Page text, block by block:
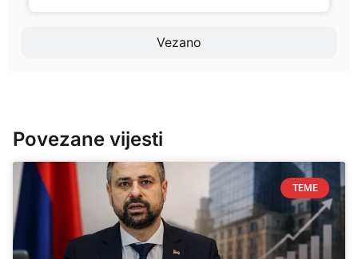
Vezano
Povezane vijesti
TEME